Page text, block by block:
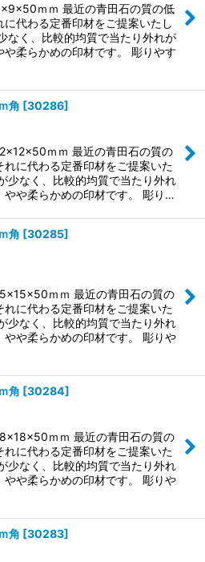
絞り込む
ｍｍ 最近の青田石の質の低
に代わる定番印材をご提案いたし
なく、比較的均質で当たり外れが
や柔らかめの印材です。 彫りやす
角 [30286]
ｍｍ 最近の青田石の質の
れに代わる定番印材をご提案いた
少なく、比較的均質で当たり外れ
やや柔らかめの印材です。 彫り…
角 [30285]
ｍｍ 最近の青田石の質の
れに代わる定番印材をご提案いた
少なく、比較的均質で当たり外れ
やや柔らかめの印材です。 彫りや
角 [30284]
ｍｍ 最近の青田石の質の
れに代わる定番印材をご提案いた
少なく、比較的均質で当たり外れ
やや柔らかめの印材です。 彫りや
角 [30283]